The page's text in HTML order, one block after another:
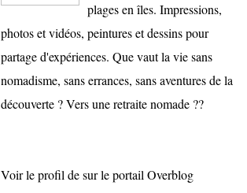
plages en îles. Impressions,
photos et vidéos, peintures et dessins pour
partage d'expériences. Que vaut la vie sans
nomadisme, sans errances, sans aventures de la
découverte ? Vers une retraite nomade ??
Voir le profil desur le portail Overblog